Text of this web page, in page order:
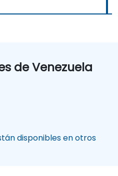
de Venezuela
disponibles en otros